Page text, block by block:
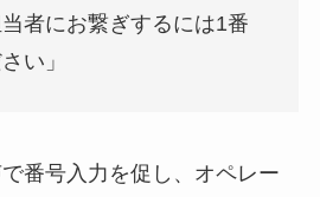
者にお繋ぎするには1番
い」
番号入力を促し、オペレー